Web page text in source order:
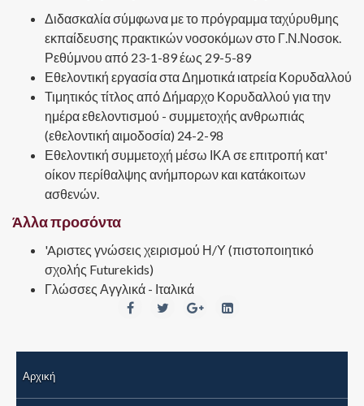
Διδασκαλία σύμφωνα με το πρόγραμμα ταχύρυθμης
εκπαίδευσης πρακτικών νοσοκόμων στο Γ.Ν.Νοσοκ.
Ρεθύμνου από 23-1-89 έως 29-5-89
Εθελοντική εργασία στα Δημοτικά ιατρεία Κορυδαλλού
Τιμητικός τίτλος από Δήμαρχο Κορυδαλλού για την
ημέρα εθελοντισμού - συμμετοχής ανθρωπιάς
(εθελοντική αιμοδοσία) 24-2-98
Εθελοντική συμμετοχή μέσω ΙΚΑ σε επιτροπή κατ'
οίκον περίθαλψης ανήμπορων και κατάκοιτων
ασθενών.
Άλλα προσόντα
'Aριστες γνώσεις χειρισμού Η/Υ (πιστοποιητικό
σχολής Futurekids)
Γλώσσες Αγγλικά - Ιταλικά
Αρχική